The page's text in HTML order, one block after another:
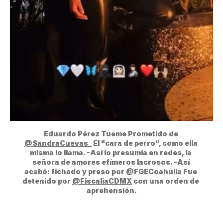
Eduardo Pérez Tueme Prometido de
@SandraCuevas_
El "cara de perro”, como ella
misma lo llama. -Así lo presumía en redes, la
señora de amores efímeros lacrosos. -Así
acabó: fichado y preso por @FGECoahuila Fue
detenido por @FiscaliaCDMX con una orden de
aprehensión.